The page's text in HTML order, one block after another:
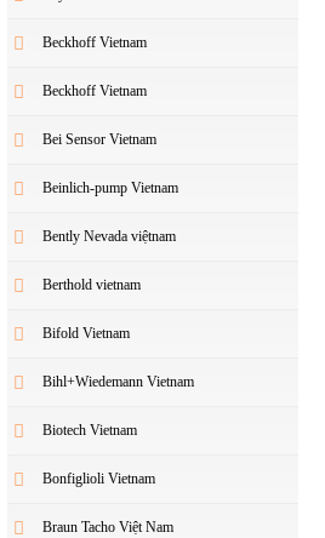
Beckhoff Vietnam
Beckhoff Vietnam
Bei Sensor Vietnam
Beinlich-pump Vietnam
Bently Nevada việtnam
Berthold vietnam
Bifold Vietnam
Bihl+Wiedemann Vietnam
Biotech Vietnam
Bonfiglioli Vietnam
Braun Tacho Việt Nam